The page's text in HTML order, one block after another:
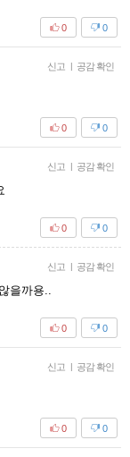
0
0
신고 | 공감 확인
0
0
신고 | 공감 확인
0
0
신고 | 공감 확인
을까용..
0
0
신고 | 공감 확인
0
0